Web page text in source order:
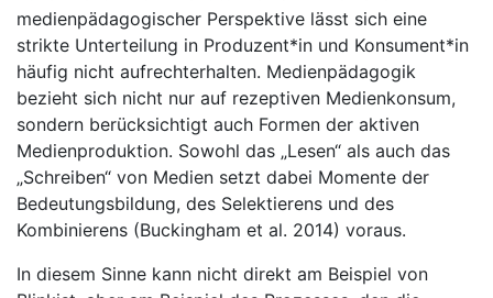
medienpädagogischer Perspektive lässt sich eine
strikte Unterteilung in Produzent*in und Konsument*in
häufig nicht aufrechterhalten. Medienpädagogik
bezieht sich nicht nur auf rezeptiven Medienkonsum,
sondern berücksichtigt auch Formen der aktiven
Medienproduktion. Sowohl das „Lesen“ als auch das
„Schreiben“ von Medien setzt dabei Momente der
Bedeutungsbildung, des Selektierens und des
Kombinierens (Buckingham et al. 2014) voraus.
In diesem Sinne kann nicht direkt am Beispiel von